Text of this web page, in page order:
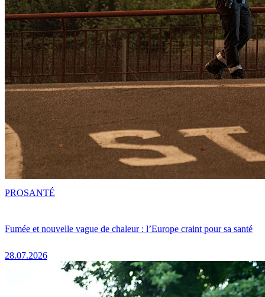
Fumée et nouvelle vague de chaleur : l’Europe craint pour sa santé
28.07.2026
PROSANTÉ